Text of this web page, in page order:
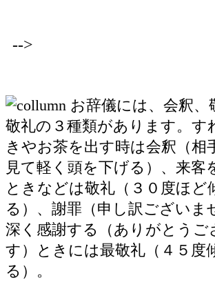
-->
お辞儀には、会釈、
敬礼の３種類があります。す
きやお茶を出す時は会釈（相
見て軽く頭を下げる）、来客
ときなどは敬礼（３０度ほど
る）、謝罪（申し訳ございま
深く感謝する（ありがとうご
す）ときには最敬礼（４５度
る）。